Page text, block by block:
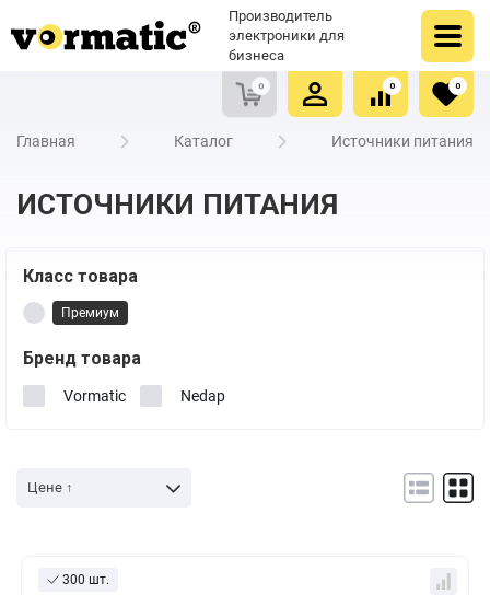
Производитель
электроники для
бизнеса
0
Очистить список сравнения
0
Очистить избранное
0
Главная Каталог Источники питания
ИСТОЧНИКИ ПИТАНИЯ
Класс товара
Премиум
Бренд товара
Vormatic Nedap
Цене ↑
300 шт.